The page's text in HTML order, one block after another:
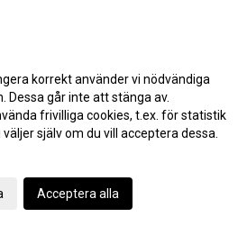
korrekt använder vi nödvändiga
Dessa går inte att stänga av.
frivilliga cookies, t.ex. för statistik
själv om du vill acceptera dessa.
Acceptera alla